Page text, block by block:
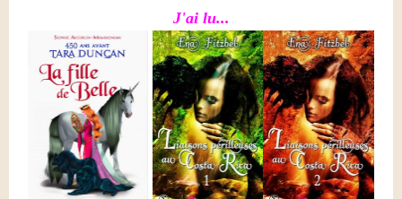
J'ai lu...